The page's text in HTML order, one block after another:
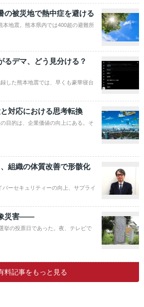
被災地で熱中症を避ける
本地震。熊本県内では400超の避難所
デマ、どう見分ける？
した熊本地震では、早くも豪華寝台
対応における思考転換
目的は、企業価値の向上にある。そ
組織の体質改善で形骸化
ーセキュリティーの向上、サプライ
災害――
挙の投票日であった。夜、テレビで
料記事をもっと見る